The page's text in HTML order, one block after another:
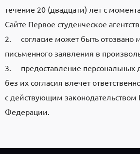
течение 20 (двадцати) лет с
Cайте Первое студенческое
2. согласие может быть отозвано
письменного заявления в
3. предоставление персональных
без их согласия влечет
с действующим законодательством
Федерации.